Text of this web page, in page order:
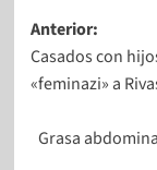
Anterior:
Casados con
«feminazi» a
Grasa